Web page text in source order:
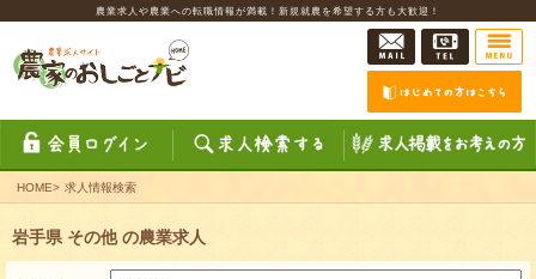
農業求人や農業への転職情報が満載！新規就農を希望する方も大歓迎！
HOME> 求人情報検索
岩手県 その他 の農業求人